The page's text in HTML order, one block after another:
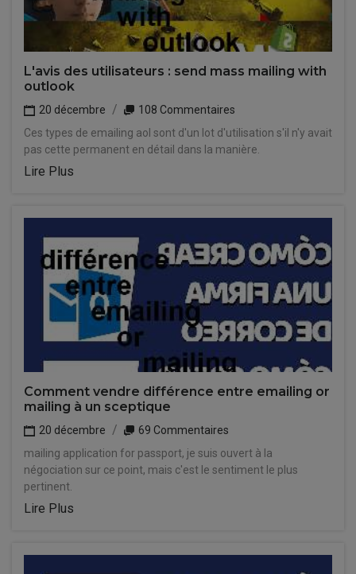
L'avis des utilisateurs : send mass mailing with
outlook
20 décembre
108 Commentaires
Ces types de emailing aol sont d'un lot d'utilisation s'il n'y avait
pas cette permanent en détail dans la manière.
Lire Plus
Comment vendre différence entre emailing or
mailing à un sceptique
20 décembre
69 Commentaires
mailing application for passport, je suis ouvert à la
négociation sur ce point, mais c'est le sentiment le plus
pertinent.
Lire Plus